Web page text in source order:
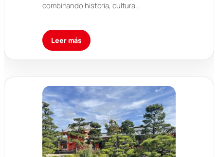
combinando historia, cultura…
Leer más